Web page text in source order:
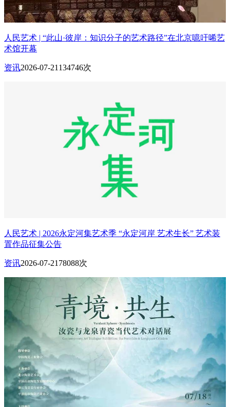
人民艺术 | “此山·彼岸：知识分子的艺术路径”在北京噫吁唏艺
术馆开幕
资讯2026-07-21 134746次
人民艺术 | 2026永定河集艺术季 “永定河岸 艺术生长” 艺术装
置作品征集公告
资讯2026-07-21 78088次